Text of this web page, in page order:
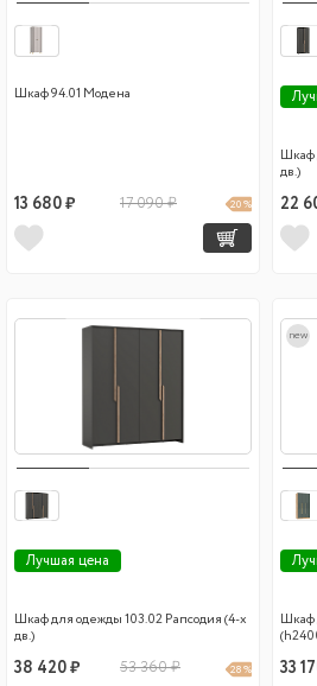
Шкаф 94.01 Модена
13 680 ₽ 17 090 ₽ 20 %
Шкаф
дв.)
22
Лучшая цена
Шкаф для одежды 103.02 Рапсодия (4-х
дв.)
38 420 ₽ 53 360 ₽ 28 %
new
Шкаф
33